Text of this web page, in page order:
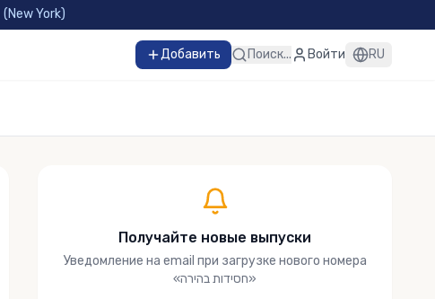
(New York)
Добавить Поиск... Войти RU
Получайте новые выпуски
Уведомление на email при загрузке нового номера
«חסידות בהירה»